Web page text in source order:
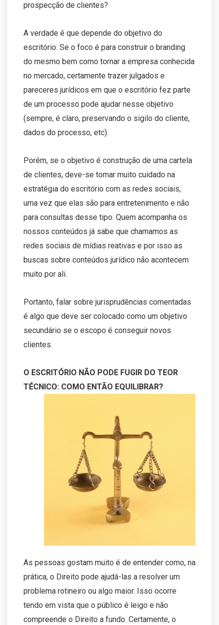
prospecção de clientes?
A verdade é que depende do objetivo do
escritório. Se o foco é para construir o branding
do mesmo bem como tornar a empresa conhecida
no mercado, certamente trazer julgados e
pareceres jurídicos em que o escritório fez parte
de um processo pode ajudar nesse objetivo
(sempre, é claro, preservando o sigilo do cliente,
dados do processo, etc).
Porém, se o objetivo é construção de uma cartela
de clientes, deve-se tomar muito cuidado na
estratégia do escritório com as redes sociais,
uma vez que elas são para entretenimento e não
para consultas desse tipo. Quem acompanha os
nossos conteúdos já sabe que chamamos as
redes sociais de mídias reativas e por isso as
buscas sobre conteúdos jurídico não acontecem
muito por ali.
Portanto, falar sobre jurisprudências comentadas
é algo que deve ser colocado como um objetivo
secundário se o escopo é conseguir novos
clientes.
O ESCRITÓRIO NÃO PODE FUGIR DO TEOR
TÉCNICO: COMO ENTÃO EQUILIBRAR?
As pessoas gostam muito é de entender como, na
prática, o Direito pode ajudá-las a resolver um
problema rotineiro ou algo maior. Isso ocorre
tendo em vista que o público é leigo e não
compreende o Direito a fundo. Certamente, o